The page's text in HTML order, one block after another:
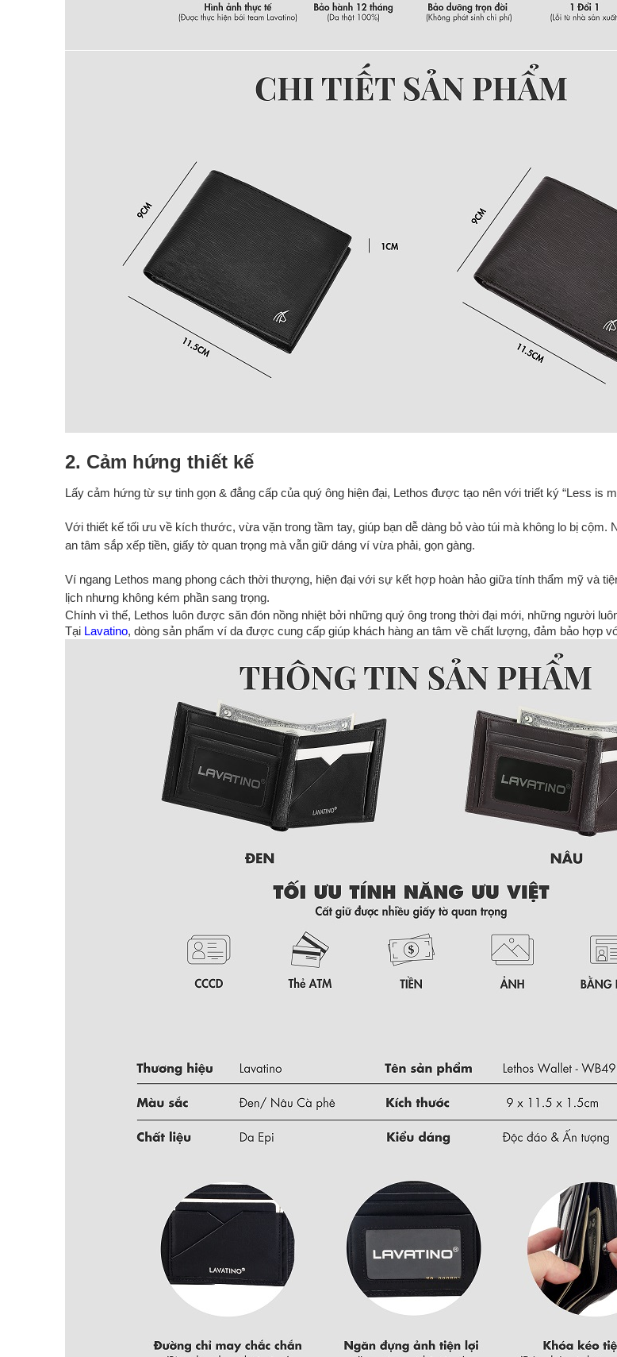
2. Cảm hứng thiết kế
Lấy cảm hứng từ sự tinh gọn & đẳng cấp của quý ông hiện đại, Lethos được tạo nên với triết ký “Less is
Với thiết kế tối ưu về kích thước, vừa vặn trong tầm tay, giúp bạn dễ dàng bỏ vào túi mà không lo bị cộm.
an tâm sắp xếp tiền, giấy tờ quan trọng mà vẫn giữ dáng ví vừa phải, gọn gàng.
Ví ngang Lethos mang phong cách thời thượng, hiện đại với sự kết hợp hoàn hảo giữa tính thẩm mỹ và
lịch nhưng không kém phần sang trọng.
Chính vì thế, Lethos luôn được săn đón nồng nhiệt bởi những quý ông trong thời đại mới, những người
Tại Lavatino, dòng sản phẩm ví da được cung cấp giúp khách hàng an tâm về chất lượng, đảm bảo hợp